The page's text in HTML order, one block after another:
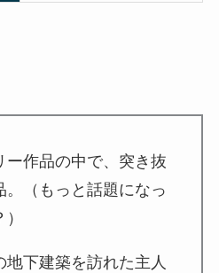
ー作品の中で、突き抜
。（もっと話題になっ
地下建築を訪れた主人